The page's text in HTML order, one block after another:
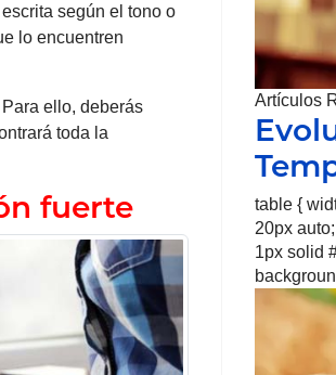
según el tono o
lo encuentren
ello, deberás
toda la
fuerte
Artículos
table {
20px
1px solid